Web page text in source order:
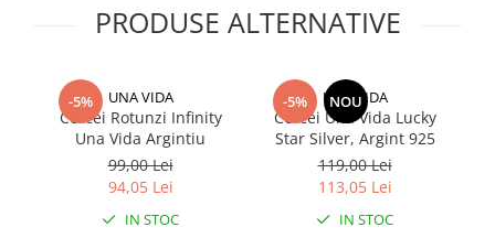
PRODUSE ALTERNATIVE
-5% UNA VIDA
Cercei Rotunzi Infinity
Una Vida Argintiu
99,00 Lei
94,05 Lei
IN STOC
-5% NOU
UNA VIDA
Cercei Una Vida Lucky
Star Silver, Argint 925
119,00 Lei
113,05 Lei
IN STOC